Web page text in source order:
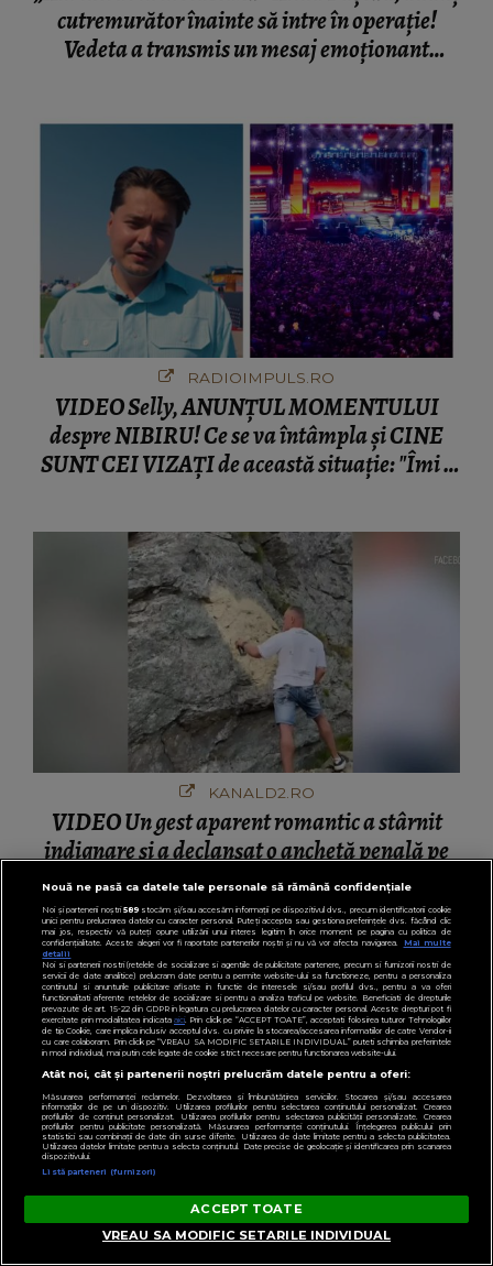
cutremurător înainte să intre în operație!
Vedeta a transmis un mesaj emoționant
RADIOIMPULS.RO
VIDEO Selly, ANUNȚUL MOMENTULUI
despre NIBIRU! Ce se va întâmpla și CINE
SUNT CEI VIZAȚI de această situație: "Îmi e
KANALD2.RO
VIDEO Un gest aparent romantic a stârnit
indignare și a declanșat o anchetă penală pe
Transfăgărășan
PENTRU TINE
Nouă ne pasă ca datele tale personale să rămână confidențiale
Noi și partenerii noștri589stocăm și/sau accesăm informații pe dispozitivul dvs., precum identificatorii cookie
unici pentru prelucrarea datelor cu caracter personal. Puteți accepta sau gestiona preferințele dvs. făcând clic
mai jos, respectiv vă puteți opune utilizării unui interes legitim în orice moment pe pagina cu politica de
confidențialitate. Aceste alegeri vor fi raportate partenerilor noștri și nu vă vor afecta navigarea.
Mai multe
detalii
Noi si partenerii nostri (retelele de socializare si agentiile de publicitate partenere, precum si furnizorii nostri de
servicii de date analitice) prelucram date pentru a permite website-ului sa functioneze, pentru a personaliza
continutul si anunturile publicitare afisate in functie de interesele si/sau profilul dvs., pentru a va oferi
functionalitati aferente retelelor de socializare si pentru a analiza traficul pe website. Beneficiati de drepturile
prevazute de art. 15-22 din GDPR in legatura cu prelucrarea datelor cu caracter personal. Aceste drepturi pot fi
exercitate prin modalitatea indicataaici. Prin click pe “ACCEPT TOATE”, acceptati folosirea tuturor Tehnologiilor
de tip Cookie, care implica inclusiv acceptul dvs. cu privire la stocarea/accesarea informatiilor de catre Vendor-ii
cu care colaboram. Prin click pe “VREAU SA MODIFIC SETARILE INDIVIDUAL” puteti schimba preferintele
in mod individual, mai putin cele legate de cookie strict necesare pentru functionarea website-ului.
Atât noi, cât și partenerii noștri prelucrăm datele pentru a oferi:
Măsurarea performanței reclamelor. Dezvoltarea și îmbunătățirea serviciilor. Stocarea și/sau accesarea
informațiilor de pe un dispozitiv. Utilizarea profilurilor pentru selectarea conținutului personalizat. Crearea
profilurilor de conținut personalizat. Utilizarea profilurilor pentru selectarea publicității personalizate. Crearea
profilurilor pentru publicitate personalizată. Măsurarea performanței conținutului. Înțelegerea publicului prin
statistici sau combinații de date din surse diferite. Utilizarea de date limitate pentru a selecta publicitatea.
Utilizarea datelor limitate pentru a selecta conținutul. Date precise de geolocație și identificarea prin scanarea
dispozitivului.
Listă parteneri (furnizori)
ACCEPT TOATE
VREAU SA MODIFIC SETARILE INDIVIDUAL